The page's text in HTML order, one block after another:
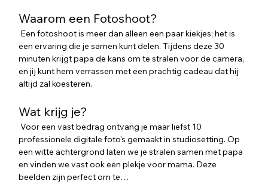
Waarom een Fotoshoot?
Een fotoshoot is meer dan alleen een paar kiekjes; het is
een ervaring die je samen kunt delen. Tijdens deze 30
minuten krijgt papa de kans om te stralen voor de camera,
en jij kunt hem verrassen met een prachtig cadeau dat hij
altijd zal koesteren.
Wat krijg je?
Voor een vast bedrag ontvang je maar liefst 10
professionele digitale foto's gemaakt in studiosetting. Op
een witte achtergrond laten we je stralen samen met papa
en vinden we vast ook een plekje voor mama. Deze
beelden zijn perfect om te…